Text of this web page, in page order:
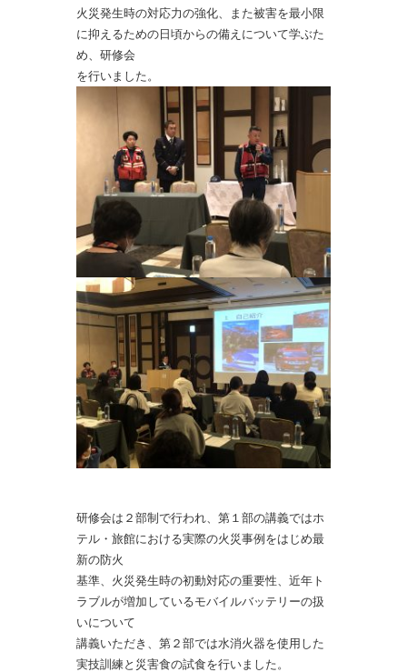
火災発生時の対応力の強化、また被害を最小限
に抑えるための日頃からの備えについて学ぶた
め、研修会
を行いました。
研修会は２部制で行われ、第１部の講義ではホ
テル・旅館における実際の火災事例をはじめ最
新の防火
基準、火災発生時の初動対応の重要性、近年ト
ラブルが増加しているモバイルバッテリーの扱
いについて
講義いただき、第２部では水消火器を使用した
実技訓練と災害食の試食を行いました。